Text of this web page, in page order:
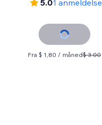
5.01 anmeldelse
Fra $ 1,80 / måned$ 3.00